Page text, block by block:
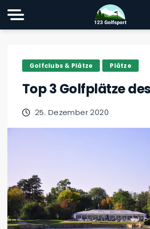
Golfclubs & Plätze Plätze
Top 3 Golfplätze
25. Dezember 2020